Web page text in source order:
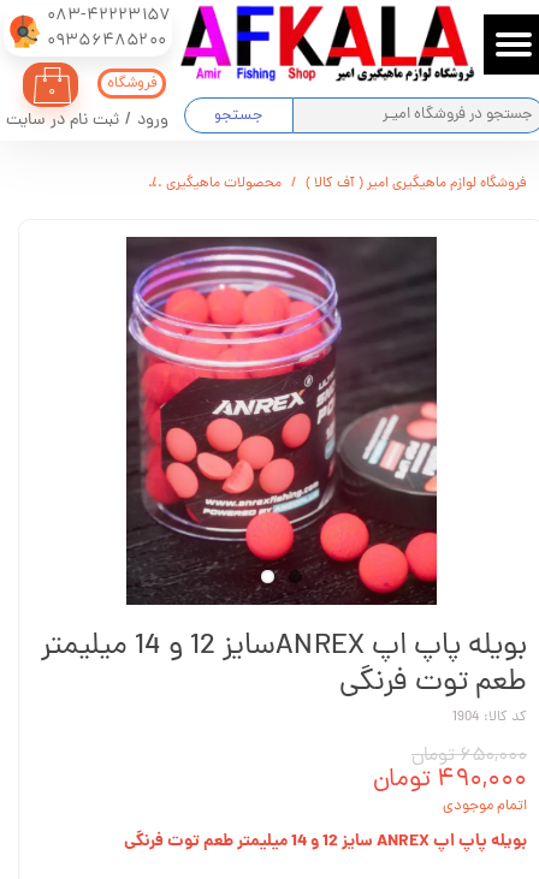
083-42223157
​​​​​​​09356485200
جستجو
۰
ورود / ثبت نام در سایت
حساب کاربری من
تغییر گذر واژه
فروشگاه
فروشگاه لوازم ماهیگیری امیر ( آف کالا ) محصولات ماهیگیری
بویله پاپ اپ ANREXسایز 12 و 14 میلیمتر
طعم توت فرنگی
کد کالا: 1904
۶۵۰,۰۰۰ تومان
۴۹۰,۰۰۰ تومان
اتمام موجودی
بویله پاپ اپ ANREX سایز 12 و 14 میلیمتر طعم توت فرنگی